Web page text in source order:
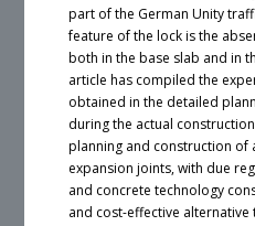
part of the German Unity
feature of the lock is the
both in the base slab and in
article has compiled the
obtained in the detailed
during the actual
planning and construction of
expansion joints, with due
and concrete technology
and cost-effective